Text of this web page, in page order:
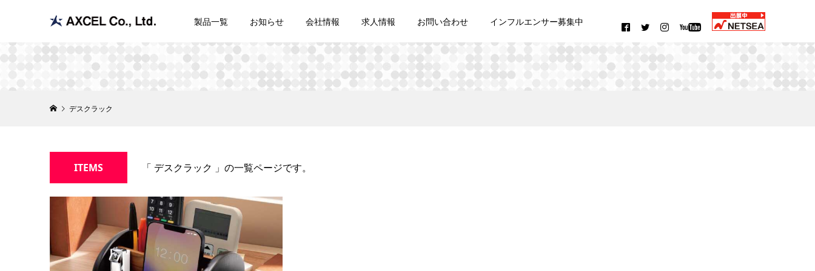
製品一覧 お知らせ 会社情報 求人情報 お問い合わせ インフルエンサー募集中
デスクラック
ITEMS 「 デスクラック 」の一覧ページです。